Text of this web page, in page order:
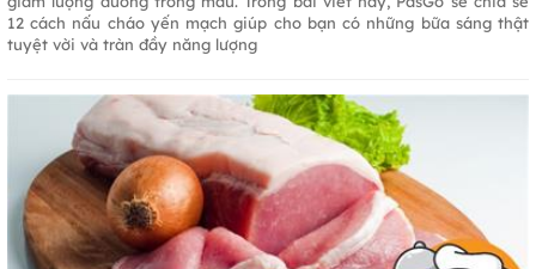
12 cách nấu cháo yến mạch giúp cho bạn có những bữa sáng thật
tuyệt vời và tràn đầy năng lượng